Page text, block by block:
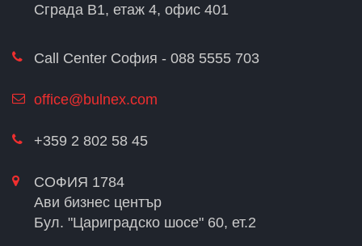
Сграда В1, етаж 4, офис 401
Call Center София - 088 5555 703
office@bulnex.com
+359 2 802 58 45
СОФИЯ 1784
Ави бизнес център
Бул. "Цариградско шосе" 60, ет.2